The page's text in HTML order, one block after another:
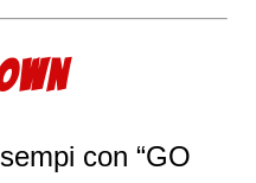
con “GO